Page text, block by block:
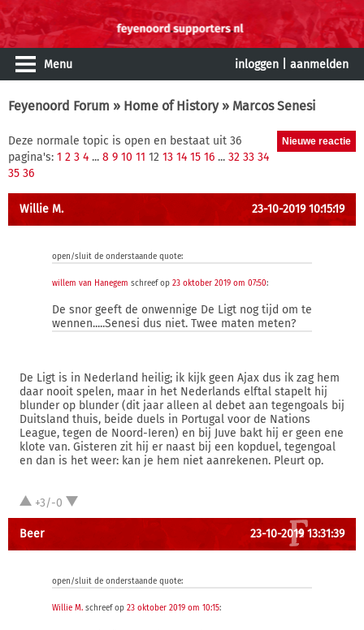
Menu inloggen aanmelden
Feyenoord Forum » Home of History» Marcos Senesi
Deze normale topic is open en bestaat uit 36
pagina's: 1 2 3 4 ... 8 9 10 11 12 13 14 15 16 ... 32 33 34
35 36
Willie M. 23-10-2019 10:15:19
open/sluit de onderstaande quote:
willem van Hanegem schreef op 23 oktober 2019 om 07:50:
De snor geeft de onwennige De Ligt nog tijd om te
wennen.....Senesi dus niet. Twee maten meten?
De Ligt is in Nederland heilig; ik kijk geen Ajax dus ik zag hem
daar nooit spelen, maar in het Nederlands elftal stapelt hij
blunder op blunder (dit jaar alleen al debet aan tegengoals bij
Duitsland thuis, beide duels in Portugal voor de Nations
League, tegen de Noord-Ieren) en bij Juve bakt hij er geen ene
klote van. Gisteren zit hij er naast bij een kopduel, tegengoal
en dan is het weer: kan je hem niet aanrekenen. Pleurt op.
+3/-0
Beer 23-10-2019 13:31:39
open/sluit de onderstaande quote:
Willie M. schreef op 23 oktober 2019 om 10:15: